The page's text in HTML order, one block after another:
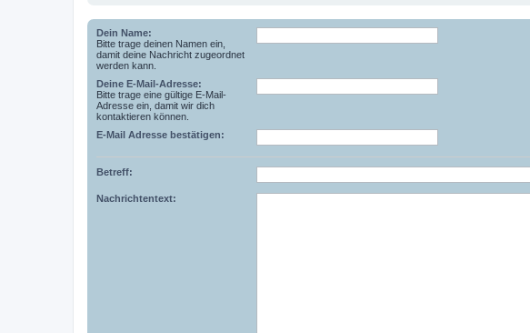
Dein Name:
Bitte trage deinen Namen ein,
damit deine Nachricht zugeordnet
werden kann.
Deine E-Mail-Adresse:
Bitte trage eine gültige E-Mail-
Adresse ein, damit wir dich
kontaktieren können.
E-Mail Adresse bestätigen:
Betreff:
Nachrichtentext: